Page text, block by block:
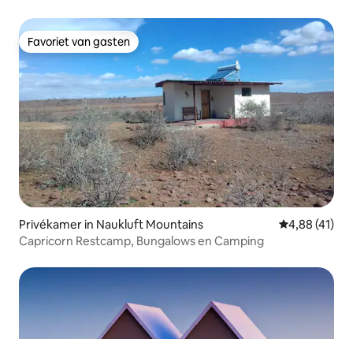
Favoriet van gasten
Favoriet van gasten
Privékamer in Naukluft Mountains Gemiddelde
4,88 (41)
Capricorn Restcamp, Bungalows en Camping